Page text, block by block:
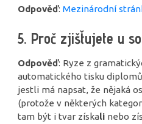
Odpověď: Mezinárodní
5. Proč zjišťujete u
Odpověď: Ryze z
automatického tisku
jestli má napsat, že nějaká
(protože v některých
tam být i tvar získalinebo